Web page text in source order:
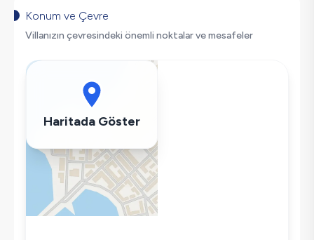
Korunaklı Havuz
Saç Kurutma Makinası
Çamaşır Makinesi
Tost Makinesi
Mikrodalga
Kettle
Korunaklı Havuz
Konum ve Çevre
Villanızın çevresindeki önemli noktalar ve mesafeler
Haritada Göster